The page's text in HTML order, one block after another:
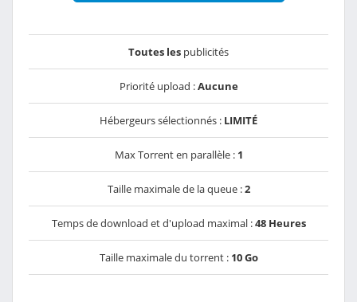
Toutes les publicités
Priorité upload :Aucune
Hébergeurs sélectionnés : LIMITÉ
Max Torrent en parallèle : 1
Taille maximale de la queue :2
Temps de download et d'upload maximal :48 Heures
Taille maximale du torrent : 10 Go